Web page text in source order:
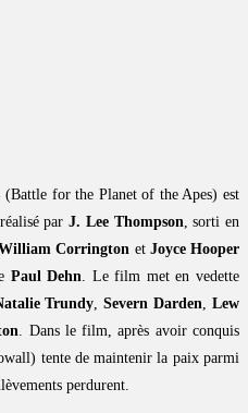
(Battle for the Planet of the Apes) est
parJ. Lee Thompson , sorti en
Corrington et Joyce Hooper
Paul Dehn . Le film met en vedette
Trundy ,Severn Darden
Lew
. Dans le film, après avoir conquis
tente de maintenir la paix parmi
perdurent.